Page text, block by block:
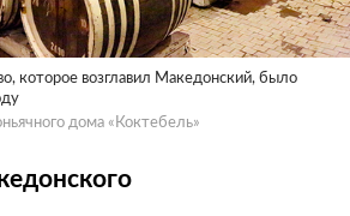
которое возглавил Македонский, было
дома «Коктебель»